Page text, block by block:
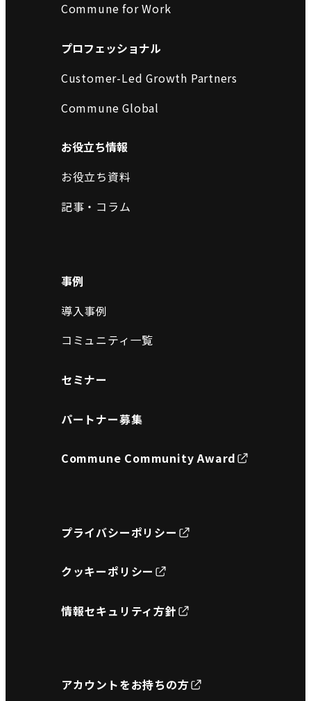
Commune for Work
プロフェッショナル
Customer-Led Growth Partners
Commune Global
お役立ち情報
お役立ち資料
記事・コラム
事例
導入事例
コミュニティ一覧
セミナー
パートナー募集
Commune Community Award
プライバシーポリシー
クッキーポリシー
情報セキュリティ方針
アカウントをお持ちの方